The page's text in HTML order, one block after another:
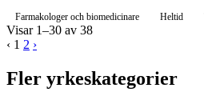
Farmakologer och biomedicinare Heltid
Visar 1–30 av 38
‹ 1 2 ›
Fler yrkeskategorier